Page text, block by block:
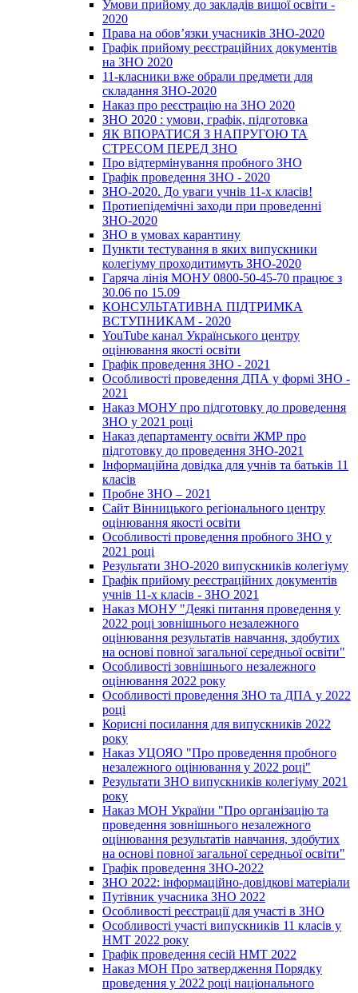
Умови прийому до закладів вищої освіти -
2020
Права на обов’язки учасників ЗНО-2020
Графік прийому реєстраційних документів
на ЗНО 2020
11-класники вже обрали предмети для
складання ЗНО-2020
Наказ про реєстрацію на ЗНО 2020
ЗНО 2020 : умови, графік, підготовка
ЯК ВПОРАТИСЯ З НАПРУГОЮ ТА
СТРЕСОМ ПЕРЕД ЗНО
Про відтермінування пробного ЗНО
Графік проведення ЗНО - 2020
ЗНО-2020. До уваги учнів 11-х класів!
Протиепідемічні заходи при проведенні
ЗНО-2020
ЗНО в умовах карантину
Пункти тестування в яких випускники
колегіуму проходитимуть ЗНО-2020
Гаряча лінія МОНУ 0800-50-45-70 працює з
30.06 по 15.09
КОНСУЛЬТАТИВНА ПІДТРИМКА
ВСТУПНИКАМ - 2020
YouTube канал Українського центру
оцінювання якості освіти
Графік проведення ЗНО - 2021
Особливості проведення ДПА у формі ЗНО -
2021
Наказ МОНУ про підготовку до проведення
ЗНО у 2021 році
Наказ департаменту освіти ЖМР про
підготовку до проведення ЗНО-2021
Інформаційна довідка для учнів та батьків 11
класів
Пробне ЗНО – 2021
Сайт Вінницького регіонального центру
оцінювання якості освіти
Особливості проведення пробного ЗНО у
2021 році
Результати ЗНО-2020 випускників колегіуму
Графік прийому реєстраційних документів
учнів 11-х класів - ЗНО 2021
Наказ МОНУ "Деякі питання проведення у
2022 році зовнішнього незалежного
оцінювання результатів навчання, здобутих
на основі повної загальної середньої освіти"
Особливості зовнішнього незалежного
оцінювання 2022 року
Особливості проведення ЗНО та ДПА у 2022
році
Корисні посилання для випускників 2022
року
Наказ УЦОЯО "Про проведення пробного
незалежного оцінювання у 2022 році"
Результати ЗНО випускників колегіуму 2021
року
Наказ МОН України "Про організацію та
проведення зовнішнього незалежного
оцінювання результатів навчання, здобутих
на основі повної загальної середньої освіти"
Графік проведення ЗНО-2022
ЗНО 2022: інформаційно-довідкові матеріали
Путівник учасника ЗНО 2022
Особливості реєстрації для участі в ЗНО
Особливості участі випускників 11 класів у
НМТ 2022 року
Графік проведення сесій НМТ 2022
Наказ МОН Про затвердження Порядку
проведення у 2022 році національного